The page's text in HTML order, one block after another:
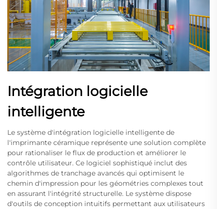
Intégration logicielle
intelligente
Le système d'intégration logicielle intelligente de
l'imprimante céramique représente une solution complète
pour rationaliser le flux de production et améliorer le
contrôle utilisateur. Ce logiciel sophistiqué inclut des
algorithmes de tranchage avancés qui optimisent le
chemin d'impression pour les géométries complexes tout
en assurant l'intégrité structurelle. Le système dispose
d'outils de conception intuitifs permettant aux utilisateurs